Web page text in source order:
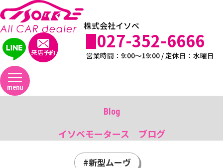
株式会社イソベ
来店予約 027-352-6666
営業時間：9:00～19:00 / 定休日：水曜日
menu
イソベモータース ブログ
Blog
#新型ムーヴ